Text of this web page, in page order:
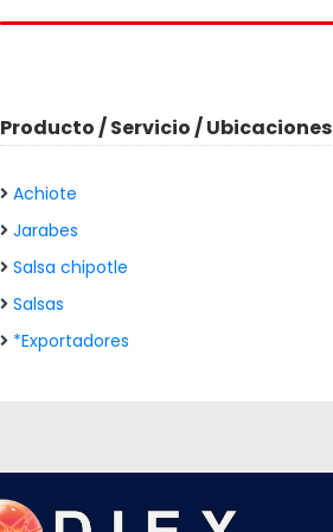
Producto / Servicio / Ubicaciones
Achiote
Jarabes
Salsa chipotle
Salsas
*Exportadores